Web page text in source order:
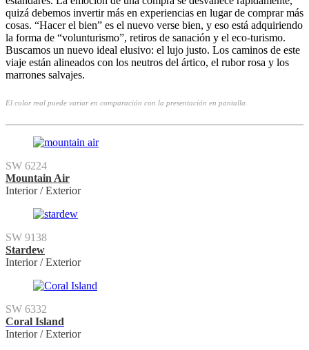
quizá debemos invertir más en experiencias en lugar de comprar más
cosas. “Hacer el bien” es el nuevo verse bien, y eso está adquiriendo
la forma de “volunturismo”, retiros de sanación y el eco-turismo.
Buscamos un nuevo ideal elusivo: el lujo justo. Los caminos de este
viaje están alineados con los neutros del ártico, el rubor rosa y los
marrones salvajes.
El color real puede variar en comparación con la presentación en pantalla.
SW 6224
Mountain Air
Interior / Exterior
SW 9138
Stardew
Interior / Exterior
SW 6332
Coral Island
Interior / Exterior